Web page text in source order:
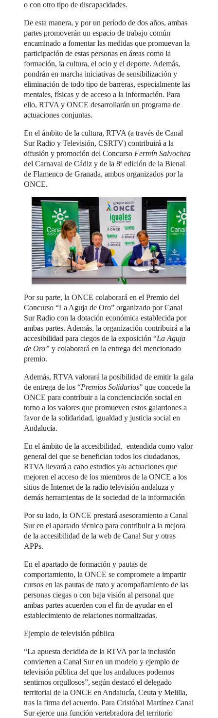
o con otro tipo de discapacidades.
De esta manera, y por un período de dos años, ambas
partes promoverán un espacio de trabajo común
encaminado a fomentar las medidas que promuevan la
participación de estas personas en áreas como la
formación, la cultura, el ocio y el deporte. Además,
pondrán en marcha iniciativas de sensibilización y
eliminación de todo tipo de barreras, especialmente las
mentales, físicas y de acceso a la información. Para
ello, RTVA y ONCE desarrollarán un programa de
actuaciones conjuntas.
En el ámbito de la cultura, RTVA (a través de Canal
Sur Radio y Televisión, CSRTV) contribuirá a la
difusión y promoción del Concurso Fermín Salvochea
del Carnaval de Cádiz y de la 8ª edición de la Bienal
de Flamenco de Granada, ambos organizados por la
ONCE.
Por su parte, la ONCE colaborará en el Premio del
Concurso “La Aguja de Oro” organizado por Canal
Sur Radio con la dotación económica establecida por
ambas partes. Además, la organización contribuirá a la
accesibilidad para ciegos de la exposición “La Aguja
de Oro” y colaborará en la entrega del mencionado
premio.
Además, RTVA valorará la posibilidad de emitir la gala
de entrega de los “Premios Solidarios” que concede la
ONCE para contribuir a la concienciación social en
torno a los valores que promueven estos galardones a
favor de la solidaridad, igualdad y justicia social en
Andalucía.
En el ámbito de la accesibilidad, entendida como valor
general del que se benefician todos los ciudadanos,
RTVA llevará a cabo estudios y/o actuaciones que
mejoren el acceso de los miembros de la ONCE a los
sitios de Internet de la radio televisión andaluza y
demás herramientas de la sociedad de la información
Por su lado, la ONCE prestará asesoramiento a Canal
Sur en el apartado técnico para contribuir a la mejora
de la accesibilidad de la web de Canal Sur y otras
APPs.
En el apartado de formación y pautas de
comportamiento, la ONCE se compromete a impartir
cursos en las pautas de trato y acompañamiento de las
personas ciegas o con baja visión al personal que
ambas partes acuerden con el fin de ayudar en el
establecimiento de relaciones normalizadas.
Ejemplo de televisión pública
“La apuesta decidida de la RTVA por la inclusión
convierten a Canal Sur en un modelo y ejemplo de
televisión pública del que los andaluces podemos
sentirnos orgullosos”, según destacó el delegado
territorial de la ONCE en Andalucía, Ceuta y Melilla,
tras la firma del acuerdo. Para Cristóbal Martínez Canal
Sur ejerce una función vertebradora del territorio